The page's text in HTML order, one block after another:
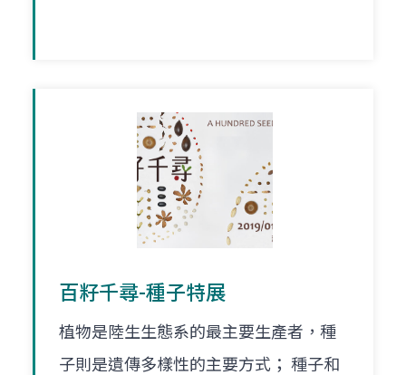
百籽千尋-種子特展
植物是陸生生態系的最主要生產者，種
子則是遺傳多樣性的主要方式； 種子和